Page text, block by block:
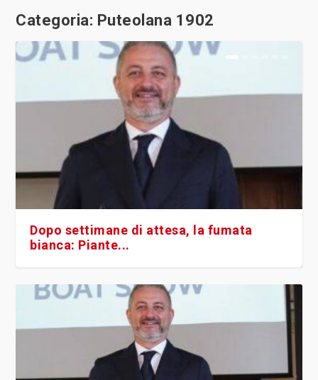
Categoria: Puteolana 1902
Dopo settimane di attesa, la fumata
bianca: Piante...